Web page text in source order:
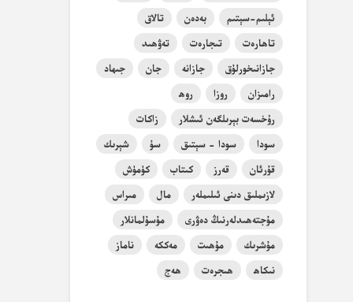
ئېلىم-سېتىم بەدەن
تالاق
تاھارەت
تىجارەت
تەۋھىد
جازانىخورلۇق
جازانە جان
جىھاد
رامىزان
روزا
روھ
رۇخسەت بېرىلگەن ئىشلار
زاكات
سودا
سودا - سېتىق سۇ
شېرىك
قۇرئان
قەرز كىتاب
كۈمۈش
لازىملىق دىنى ئىلىملەر
مال
مىراس
مۇجتەھىدلەرنىڭ دەۋرى
مۇسۇلمانلار
مۇشرىك
مۇھىت مەككە
ناماز
نىكاھ
ھىجرەت ھەج